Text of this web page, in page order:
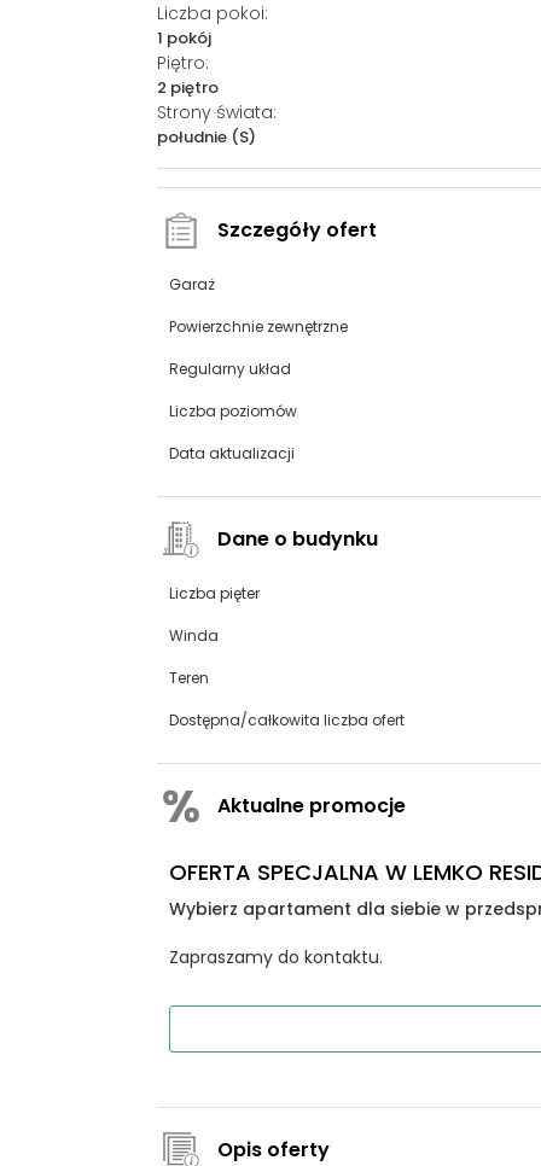
Liczba pokoi:
1 pokój
Piętro:
2 piętro
Strony świata:
południe (S)
Szczegóły ofert
Garaż
Powierzchnie zewnętrzne
Regularny układ
Liczba poziomów
Data aktualizacji
Dane o budynku
Liczba pięter
Winda
Teren
Dostępna/całkowita liczba ofert
Aktualne promocje
OFERTA SPECJALNA W LEMKO
Wybierz apartament dla siebie w
Zapraszamy do kontaktu.
Opis oferty